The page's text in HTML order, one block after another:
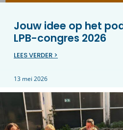
Jouw idee op het
LPB-congres 2026
LEES VERDER >
13 mei 2026